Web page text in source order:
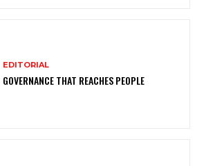
EDITORIAL
GOVERNANCE THAT REACHES PEOPLE